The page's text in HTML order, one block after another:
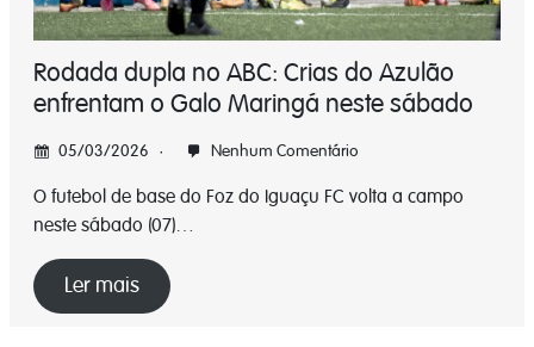
Rodada dupla no ABC: Crias do Azulão
enfrentam o Galo Maringá neste sábado
05/03/2026 Nenhum Comentário
O futebol de base do Foz do Iguaçu FC volta a campo
neste sábado (07)…
Ler mais